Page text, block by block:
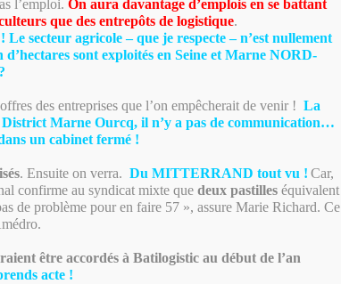
l’emploi. On aura davantage d’emplois en se battant
que des entrepôts de logistique.
Le secteur agricole – que je respecte – n’est nullement
sont exploités en Seine et Marne NORD-
des entreprises que l’on empêcherait de venir ! La
Marne Ourcq, il n’y a pas de communication…
un cabinet fermé !
. Ensuite on verra. Du MITTERRAND tout vu ! Car,
confirme au syndicat mixte que deux pastilles équivalent
de problème pour en faire 57 », assure Marie Richard. Ce
être accordés à Batilogistic au début de l’an
acte !